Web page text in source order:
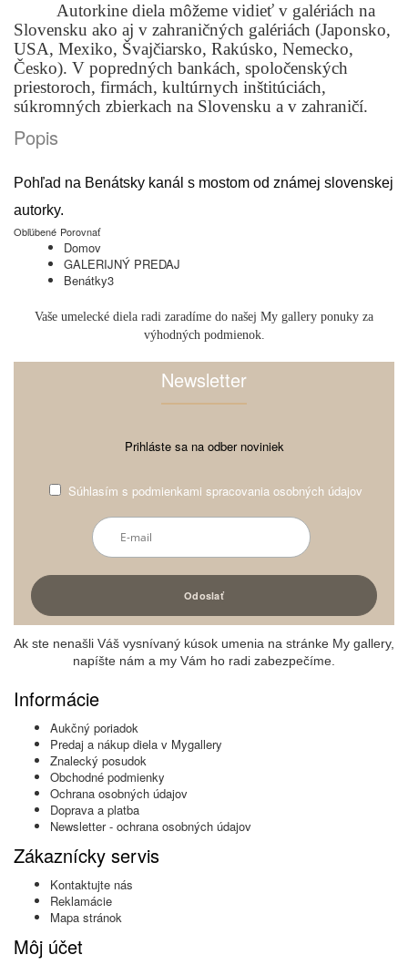
Autorkine diela môžeme vidieť v galériách na
Slovensku ako aj v zahraničných galériách (Japonsko,
USA, Mexiko, Švajčiarsko, Rakúsko, Nemecko,
Česko). V popredných bankách, spoločenských
priestoroch, firmách, kultúrnych inštitúciách,
súkromných zbierkach na Slovensku a v zahraničí.
Popis
Pohľad na Benátsky kanál s mostom od známej slovenskej
autorky.
Obľúbené Porovnať
Domov
GALERIJNÝ PREDAJ
Benátky3
Vaše umelecké diela radi zaradíme do našej My gallery ponuky za
výhodných podmienok.
Newsletter
Prihláste sa na odber noviniek
Súhlasím s podmienkami spracovania osobných údajov
Ak ste nenašli Váš vysnívaný kúsok umenia na stránke My gallery,
napíšte nám a my Vám ho radi zabezpečíme.
Informácie
Aukčný poriadok
Predaj a nákup diela v Mygallery
Znalecký posudok
Obchodné podmienky
Ochrana osobných údajov
Doprava a platba
Newsletter - ochrana osobných údajov
Zákaznícky servis
Kontaktujte nás
Reklamácie
Mapa stránok
Môj účet